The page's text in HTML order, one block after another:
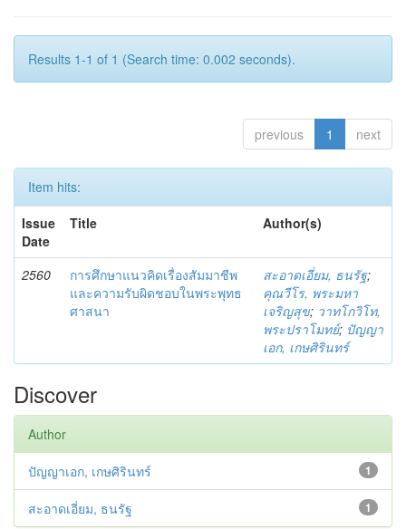
Results 1-1 of 1 (Search time: 0.002 seconds).
previous 1 next
Item hits:
Issue
Date
Title Author(s)
2560
การศึกษาแนวคิดเรื่องสัมมาชีพ
และความรับผิดชอบในพระพุทธ
ศาสนา
สะอาดเอี่ยม, ธนรัฐ;
คุณวีโร, พระมหา
เจริญสุข; วาทโกวิโท,
พระปราโมทย์; ปัญญา
เอก, เกษศิรินทร์
Discover
Author
1
ปัญญาเอก, เกษศิรินทร์
1
สะอาดเอี่ยม, ธนรัฐ